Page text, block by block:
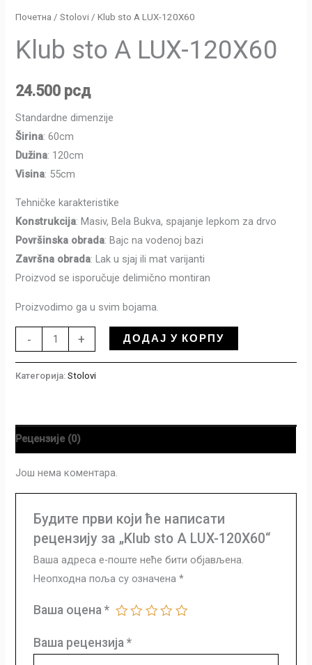
Почетна /Stolovi / Klub sto A LUX-120X60
Klub sto A LUX-120X60
24.500 рсд
Standardne dimenzije
Širina: 60cm
Dužina: 120cm
Visina: 55cm
Tehničke karakteristike
Konstrukcija: Masiv, Bela Bukva, spajanje lepkom za drvo
Površinska obrada: Bajc na vodenoj bazi
Završna obrada: Lak u sjaj ili mat varijanti
Proizvod se isporučuje delimično montiran
Proizvodimo ga u svim bojama.
- + ДОДАЈ У КОРПУ
Категорија:Stolovi
Рецензије (0)
Још нема коментара.
Будите први који ће написати
рецензију за „Klub sto A LUX-120X60“
Ваша адреса е-поште неће бити објављена.
Неопходна поља су означена *
Ваша оцена *
Ваша рецензија *